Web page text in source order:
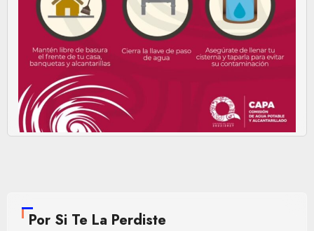
Por Si Te La Perdiste